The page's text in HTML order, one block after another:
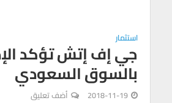
استثمار
جي إف إتش تؤكد
بالسوق السعودي
2018-11-19 أضف تعليق